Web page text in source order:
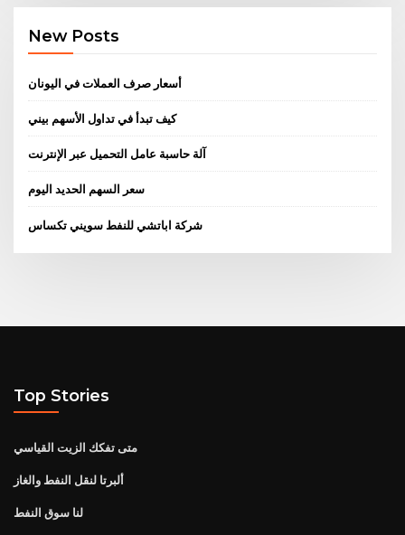
New Posts
أسعار صرف العملات في اليونان
كيف تبدأ في تداول الأسهم بيني
آلة حاسبة عامل التحميل عبر الإنترنت
سعر السهم الحديد اليوم
شركة اباتشي للنفط سويني تكساس
Top Stories
متى تفكك الزيت القياسي
ألبرتا لنقل النفط والغاز
لنا سوق النفط